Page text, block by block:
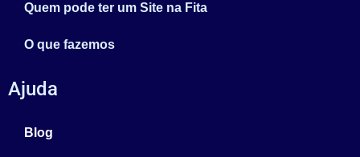
Quem pode ter um Site na Fita
O que fazemos
Ajuda
Blog